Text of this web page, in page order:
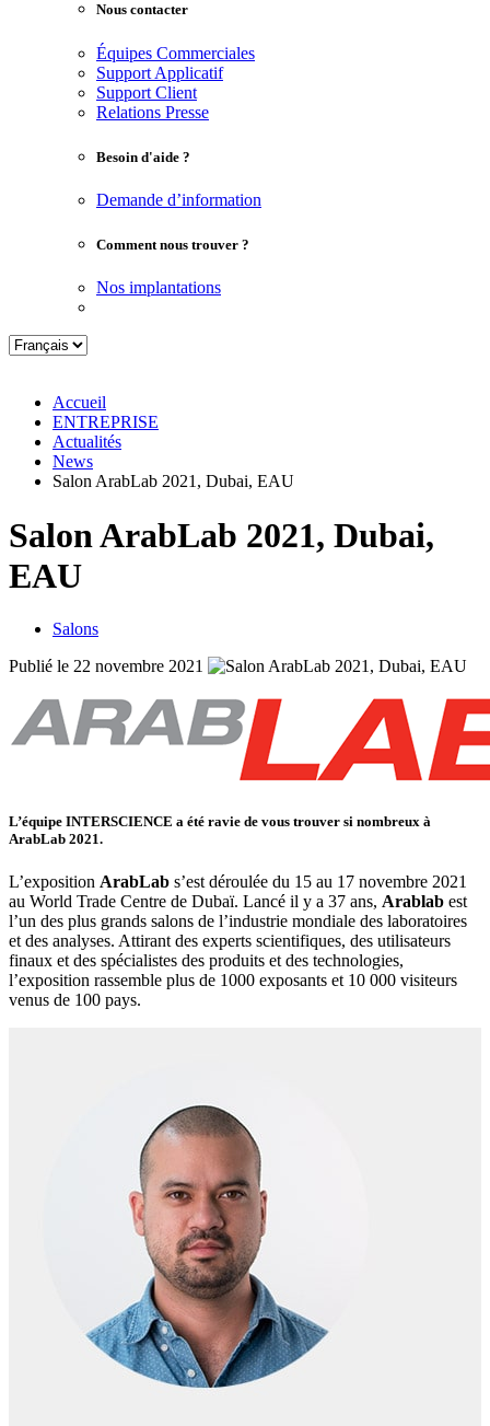
Nous contacter
Équipes Commerciales
Support Applicatif
Support Client
Relations Presse
Besoin d'aide ?
Demande d’information
Comment nous trouver ?
Nos implantations
Accueil
ENTREPRISE
Actualités
News
Salon ArabLab 2021, Dubai, EAU
Salon ArabLab 2021, Dubai,
EAU
Salons
Publié le 22 novembre 2021
L’équipe INTERSCIENCE a été ravie de vous trouver si nombreux à
ArabLab 2021.
L’exposition ArabLab s’est déroulée du 15 au 17 novembre 2021
au World Trade Centre de Dubaï. Lancé il y a 37 ans, Arablab est
l’un des plus grands salons de l’industrie mondiale des laboratoires
et des analyses. Attirant des experts scientifiques, des utilisateurs
finaux et des spécialistes des produits et des technologies,
l’exposition rassemble plus de 1000 exposants et 10 000 visiteurs
venus de 100 pays.